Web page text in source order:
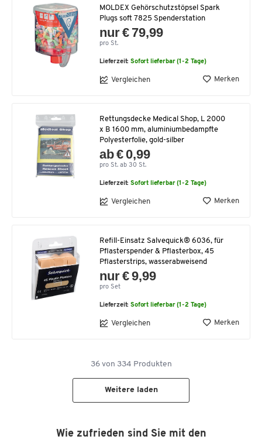
MOLDEX Gehörschutzstöpsel Spark
Plugs soft 7825 Spenderstation
nur € 79,99
pro St.
Lieferzeit:Sofort lieferbar (1-2 Tage)
Vergleichen Merken
Rettungsdecke Medical Shop, L 2000
x B 1600 mm, aluminiumbedampfte
Polyesterfolie, gold-silber
ab € 0,99
pro St. ab 30 St.
Lieferzeit:Sofort lieferbar (1-2 Tage)
Vergleichen Merken
Refill-Einsatz Salvequick® 6036, für
Pflasterspender & Pflasterbox, 45
Pflasterstrips, wasserabweisend
nur € 9,99
pro Set
Lieferzeit:Sofort lieferbar (1-2 Tage)
Vergleichen Merken
36von 334 Produkten
Weitere laden
Wie zufrieden sind Sie mit den